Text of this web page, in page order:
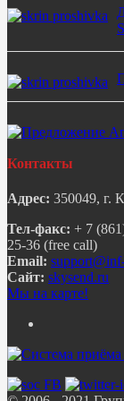
Контакты
Адрес: 350049, г.
Тел-факс: + 7
25-36 (free call)
Email:
Сайт: skysend.ru
Мы на карте!